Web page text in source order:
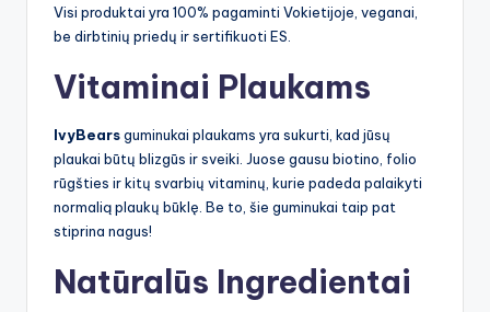
Visi produktai yra 100% pagaminti Vokietijoje, veganai,
be dirbtinių priedų ir sertifikuoti ES.
Vitaminai Plaukams
IvyBearsguminukai plaukams yra sukurti, kad jūsų
plaukai būtų blizgūs ir sveiki. Juose gausu biotino, folio
rūgšties ir kitų svarbių vitaminų, kurie padeda palaikyti
normalią plaukų būklę. Be to, šie guminukai taip pat
stiprina nagus!
Natūralūs Ingredientai